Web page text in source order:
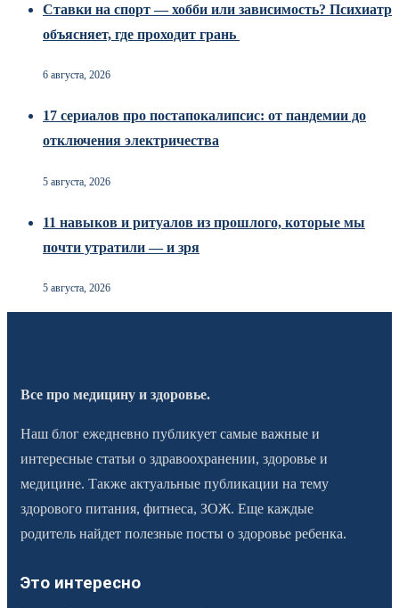
Ставки на спорт — хобби или зависимость? Психиатр
объясняет, где проходит грань
6 августа, 2026
17 сериалов про постапокалипсис: от пандемии до
отключения электричества
5 августа, 2026
11 навыков и ритуалов из прошлого, которые мы
почти утратили — и зря
5 августа, 2026
Все про медицину и здоровье.
Наш блог ежедневно публикует самые важные и
интересные статьи о здравоохранении, здоровье и
медицине. Также актуальные публикации на тему
здорового питания, фитнеса, ЗОЖ. Еще каждые
родитель найдет полезные посты о здоровье ребенка.
Это интересно